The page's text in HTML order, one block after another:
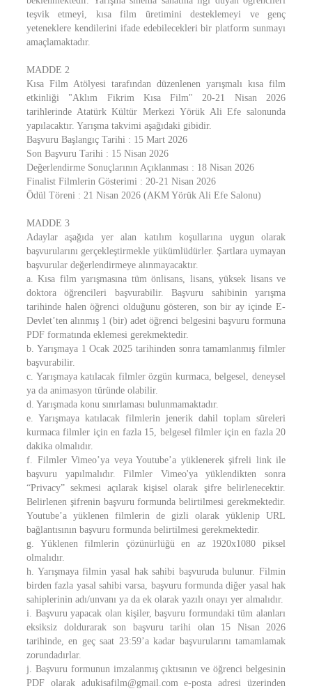
teşvik etmeyi, kısa film üretimini desteklemeyi ve genç
yeteneklere kendilerini ifade edebilecekleri bir platform sunmayı
amaçlamaktadır.
MADDE 2
Kısa Film Atölyesi tarafından düzenlenen yarışmalı kısa film
etkinliği "Aklım Fikrim Kısa Film" 20-21 Nisan 2026
tarihlerinde Atatürk Kültür Merkezi Yörük Ali Efe salonunda
yapılacaktır. Yarışma takvimi aşağıdaki gibidir.
Başvuru Başlangıç Tarihi : 15 Mart 2026
Son Başvuru Tarihi : 15 Nisan 2026
Değerlendirme Sonuçlarının Açıklanması : 18 Nisan 2026
Finalist Filmlerin Gösterimi : 20-21 Nisan 2026
Ödül Töreni : 21 Nisan 2026 (AKM Yörük Ali Efe Salonu)
MADDE 3
Adaylar aşağıda yer alan katılım koşullarına uygun olarak
başvurularını gerçekleştirmekle yükümlüdürler. Şartlara uymayan
başvurular değerlendirmeye alınmayacaktır.
a. Kısa film yarışmasına tüm önlisans, lisans, yüksek lisans ve
doktora öğrencileri başvurabilir. Başvuru sahibinin yarışma
tarihinde halen öğrenci olduğunu gösteren, son bir ay içinde E-
Devlet’ten alınmış 1 (bir) adet öğrenci belgesini başvuru formuna
PDF formatında eklemesi gerekmektedir.
b. Yarışmaya 1 Ocak 2025 tarihinden sonra tamamlanmış filmler
başvurabilir.
c. Yarışmaya katılacak filmler özgün kurmaca, belgesel, deneysel
ya da animasyon türünde olabilir.
d. Yarışmada konu sınırlaması bulunmamaktadır.
e. Yarışmaya katılacak filmlerin jenerik dahil toplam süreleri
kurmaca filmler için en fazla 15, belgesel filmler için en fazla 20
dakika olmalıdır.
f. Filmler Vimeo’ya veya Youtube’a yüklenerek şifreli link ile
başvuru yapılmalıdır. Filmler Vimeo'ya yüklendikten sonra
“Privacy” sekmesi açılarak kişisel olarak şifre belirlenecektir.
Belirlenen şifrenin başvuru formunda belirtilmesi gerekmektedir.
Youtube’a yüklenen filmlerin de gizli olarak yüklenip URL
bağlantısının başvuru formunda belirtilmesi gerekmektedir.
g. Yüklenen filmlerin çözünürlüğü en az 1920x1080 piksel
olmalıdır.
h. Yarışmaya filmin yasal hak sahibi başvuruda bulunur. Filmin
birden fazla yasal sahibi varsa, başvuru formunda diğer yasal hak
sahiplerinin adı/unvanı ya da ek olarak yazılı onayı yer almalıdır.
i. Başvuru yapacak olan kişiler, başvuru formundaki tüm alanları
eksiksiz doldurarak son başvuru tarihi olan 15 Nisan 2026
tarihinde, en geç saat 23:59’a kadar başvurularını tamamlamak
zorundadırlar.
j. Başvuru formunun imzalanmış çıktısının ve öğrenci belgesinin
PDF olarak adukisafilm@gmail.com e-posta adresi üzerinden